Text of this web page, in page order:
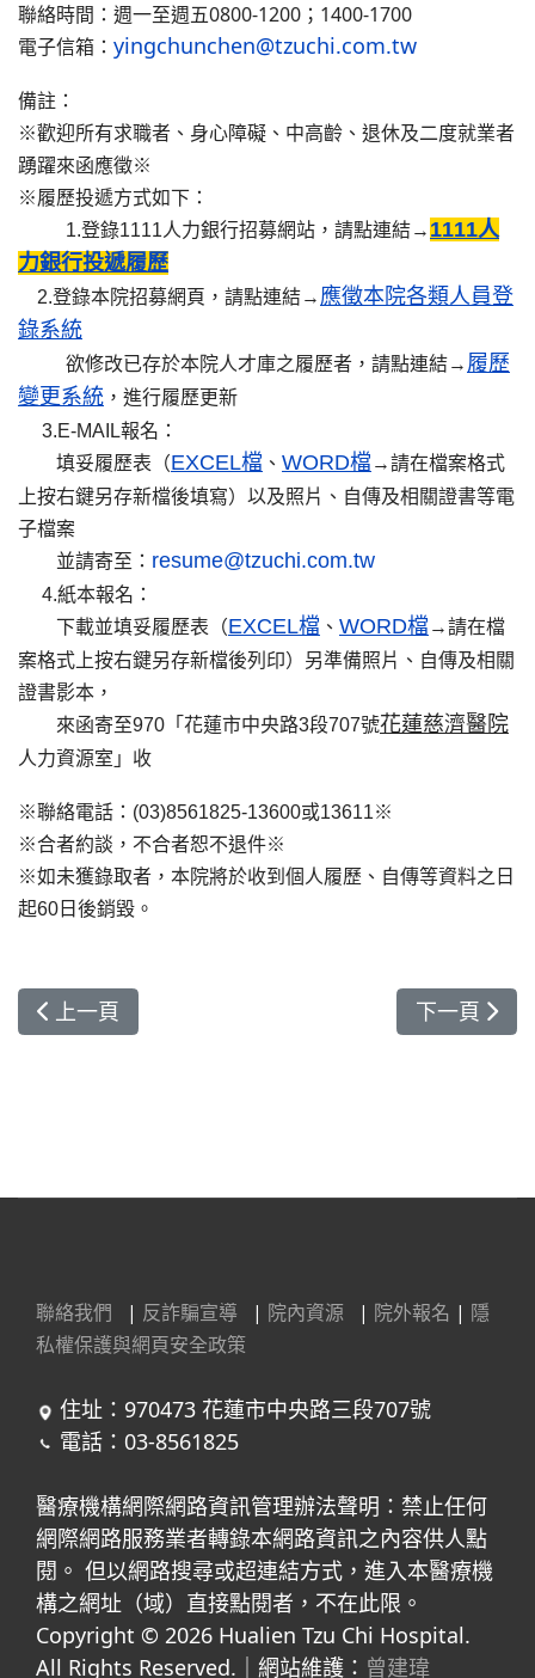
聯絡時間：週一至週五0800-1200；1400-1700
電子信箱： yingchunchen@tzuchi.com.tw
備註：
※歡迎所有求職者、身心障礙、中高齡、退休及二度就業者
踴躍來函應徵※
※履歷投遞方式如下：
1.登錄1111人力銀行招募網站，請點連結→ 1111人
力銀行投遞履歷
2.登錄本院招募網頁，請點連結→ 應徵本院各類人員登
錄系統
欲修改已存於本院人才庫之履歷者，請點連結→ 履歷
變更系統 ，進行履歷更新
3.E-MAIL報名：
填妥履歷表（EXCEL檔 、 WORD檔 →請在檔案格式
上按右鍵另存新檔後填寫）以及照片、自傳及相關證書等電
子檔案
並請寄至： resume@tzuchi.com.tw
4.紙本報名：
下載並填妥履歷表（EXCEL檔 、 WORD檔 →請在檔
案格式上按右鍵另存新檔後列印）另準備照片、自傳及相關
證書影本，
來函寄至970「花蓮市中央路3段707號花蓮慈濟醫院
人力資源室」收
※聯絡電話：(03)8561825-13600或13611※
※合者約談，不合者恕不退件※
※如未獲錄取者，本院將於收到個人履歷、自傳等資料之日
起60日後銷毀。
上一篇文章: 失智共照中心-個案管理師
上一頁 下一篇文章
下一頁
聯絡我們 | 反詐騙宣導 | 院內資源 | 院外報名 | 隱
私權保護與網頁安全政策
住址：970473 花蓮市中央路三段707號
電話：03-8561825
醫療機構網際網路資訊管理辦法聲明：禁止任何
網際網路服務業者轉錄本網路資訊之內容供人點
閱。 但以網路搜尋或超連結方式，進入本醫療機
構之網址（域）直接點閱者，不在此限。
Copyright © 2026 Hualien Tzu Chi Hospital.
All Rights Reserved.｜網站維護： 曾建瑋